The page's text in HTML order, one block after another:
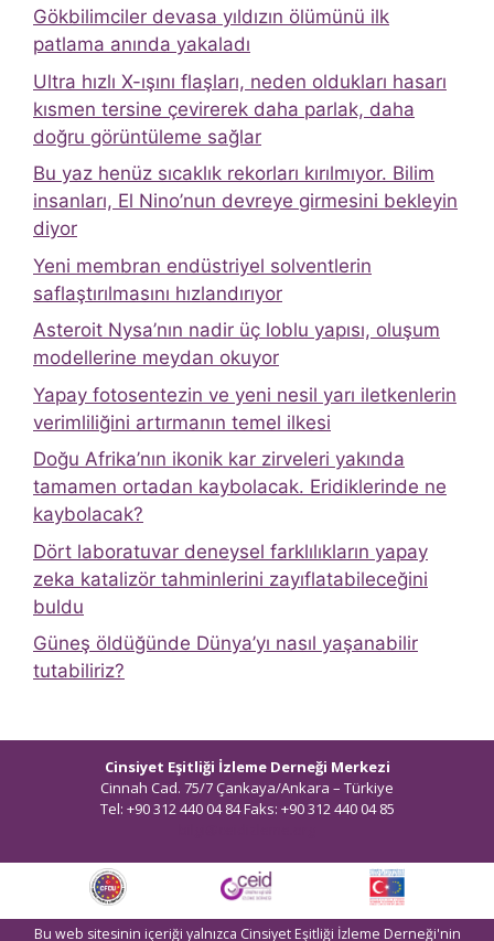
Gökbilimciler devasa yıldızın ölümünü ilk
patlama anında yakaladı
Ultra hızlı X-ışını flaşları, neden oldukları hasarı
kısmen tersine çevirerek daha parlak, daha
doğru görüntüleme sağlar
Bu yaz henüz sıcaklık rekorları kırılmıyor. Bilim
insanları, El Nino’nun devreye girmesini bekleyin
diyor
Yeni membran endüstriyel solventlerin
saflaştırılmasını hızlandırıyor
Asteroit Nysa’nın nadir üç loblu yapısı, oluşum
modellerine meydan okuyor
Yapay fotosentezin ve yeni nesil yarı iletkenlerin
verimliliğini artırmanın temel ilkesi
Doğu Afrika’nın ikonik kar zirveleri yakında
tamamen ortadan kaybolacak. Eridiklerinde ne
kaybolacak?
Dört laboratuvar deneysel farklılıkların yapay
zeka katalizör tahminlerini zayıflatabileceğini
buldu
Güneş öldüğünde Dünya’yı nasıl yaşanabilir
tutabiliriz?
Cinsiyet Eşitliği İzleme Derneği Merkezi
Cinnah Cad. 75/7 Çankaya/Ankara – Türkiye
Tel: +90 312 440 04 84 Faks: +90 312 440 04 85
Bu web sitesinin içeriği yalnızca Cinsiyet Eşitliği İzleme Derneği'nin